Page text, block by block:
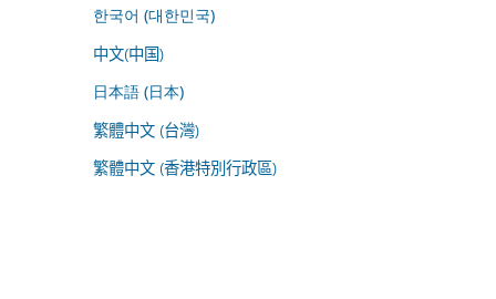
한국어 (대한민국)
中文(中国)
日本語 (日本)
繁體中文 (台灣)
繁體中文 (香港特別行政區)